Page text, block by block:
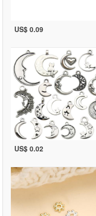
US$ 0.09
US$ 0.02